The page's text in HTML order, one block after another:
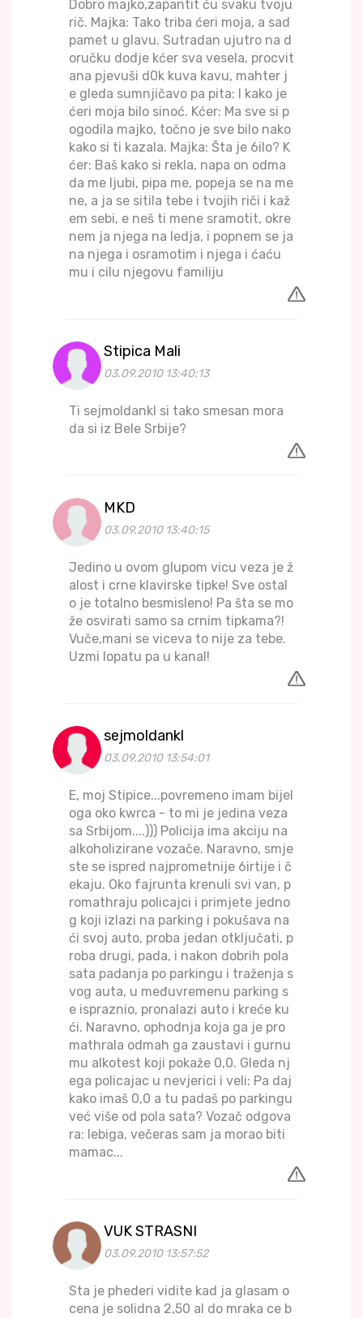
Dobro majko,zapantit ću svaku tvoju
rič. Majka: Tako triba ćeri moja, a sad
pamet u glavu. Sutradan ujutro na d
oručku dodje kćer sva vesela, procvit
ana pjevuši d0k kuva kavu, mahter j
e gleda sumnjičavo pa pita: I kako je
ćeri moja bilo sinoć. Kćer: Ma sve si p
ogodila majko, točno je sve bilo nako
kako si ti kazala. Majka: Šta je 6ilo? K
ćer: Baš kako si rekla, napa on odma
da me ljubi, pipa me, popeja se na me
ne, a ja se sitila tebe i tvojih riči i kaž
em sebi, e neš ti mene sramotit, okre
nem ja njega na ledja, i popnem se ja
na njega i osramotim i njega i ćaću
mu i cilu njegovu familiju
Stipica Mali
03.09.2010 13:40:13
Ti sejmoldankl si tako smesan mora
da si iz Bele Srbije?
MKD
03.09.2010 13:40:15
Jedino u ovom glupom vicu veza je ž
alost i crne klavirske tipke! Sve ostal
o je totalno besmisleno! Pa šta se mo
že osvirati samo sa crnim tipkama?!
Vuče,mani se viceva to nije za tebe.
Uzmi lopatu pa u kanal!
sejmoldankl
03.09.2010 13:54:01
E, moj Stipice...povremeno imam bijel
oga oko kwrca - to mi je jedina veza
sa Srbijom....))) Policija ima akciju na
alkoholizirane vozače. Naravno, smje
ste se ispred najprometnije 6irtije i č
ekaju. Oko fajrunta krenuli svi van, p
romathraju policajci i primjete jedno
g koji izlazi na parking i pokušava na
ći svoj auto, proba jedan otključati, p
roba drugi, pada, i nakon dobrih pola
sata padanja po parkingu i traženja s
vog auta, u međuvremenu parking s
e ispraznio, pronalazi auto i kreće ku
ći. Naravno, ophodnja koja ga je pro
mathrala odmah ga zaustavi i gurnu
mu alkotest koji pokaže 0,0. Gleda nj
ega policajac u nevjerici i veli: Pa daj
kako imaš 0,0 a tu padaš po parkingu
već više od pola sata? Vozač odgova
ra: Iebiga, večeras sam ja morao biti
mamac...
VUK STRASNI
03.09.2010 13:57:52
Sta je phederi vidite kad ja glasam o
cena je solidna 2,50 al do mraka ce b